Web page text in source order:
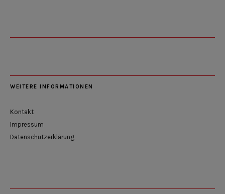
WEITERE INFORMATIONEN
Kontakt
Impressum
Datenschutzerklärung